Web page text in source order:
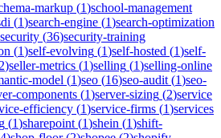
markup (1)school-management
(1)search-engine (1)search-optimization
security (36)security-training
(1)self-evolving (1)self-hosted (1)self-
2)seller-metrics (1)selling (1)selling-online
model (1)seo (16)seo-audit (1)seo-
components (1)server-sizing (2)service
efficiency (1)service-firms (1)services
(1)sharepoint (1)shein (1)shift-